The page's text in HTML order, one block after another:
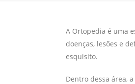
A Ortopedia é uma
doenças, lesões e
esquisito.
Dentro dessa área, a